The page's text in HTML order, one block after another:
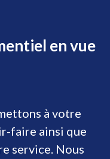
en vue
à votre
faire ainsi que
service. Nous